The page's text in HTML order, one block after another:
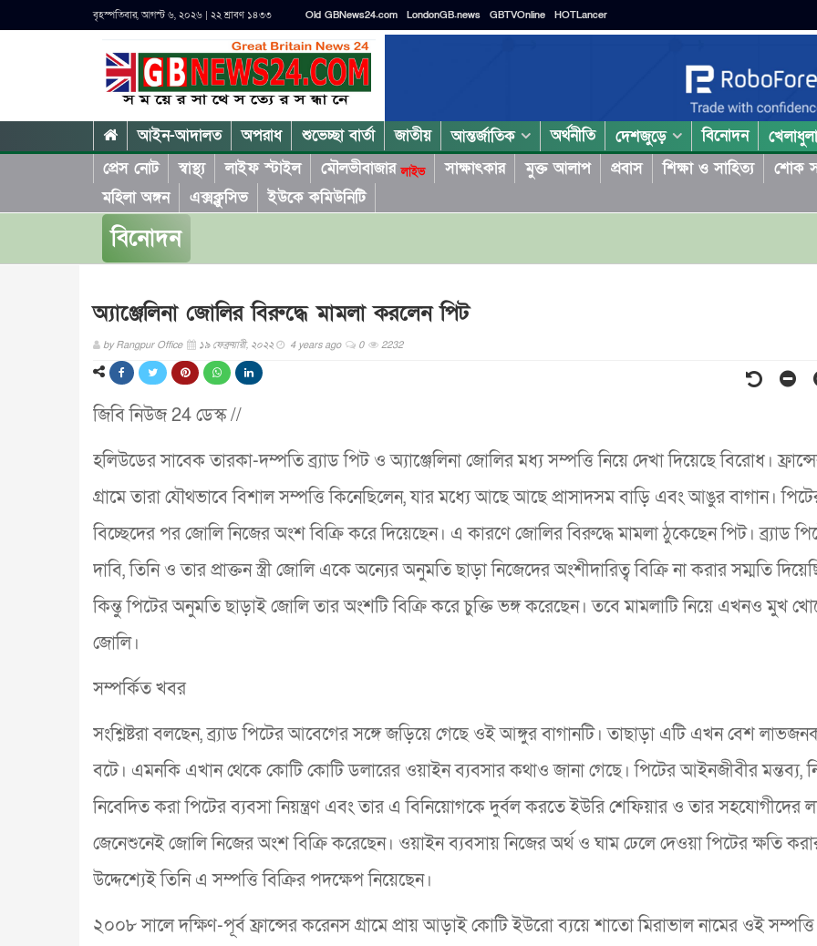
বৃহস্পতিবার, আগস্ট ৬, ২০২৬ | ২২ শ্রাবণ ১৪৩৩ Old GBNews24.com LondonGB.news GBTVOnline HOTLancer
আইন-আদালত অপরাধ শুভেচ্ছা বার্তা জাতীয় আন্তর্জাতিক অর্থনীতি দেশজুড়ে বিনোদন
প্রেস নোট
স্বাস্থ্য লাইফ স্টাইল মৌলভীবাজারলাইভ সাক্ষাৎকার মুক্ত আলাপ প্রবাস শিক্ষা ও সাহিত্য শোক
মহিলা অঙ্গন
এক্সক্লুসিভ ইউকে কমিউনিটি
বিনোদন
অ্যাঞ্জেলিনা জোলির বিরুদ্ধে মামলা করলেন পিট
byRangpur Office ১৯ ফেব্রুয়ারী, ২০২২ 4 years ago 0 2232
জিবি নিউজ 24 ডেস্ক //
হলিউডের সাবেক তারকা-দম্পতি ব্র্যাড পিট ও অ্যাঞ্জেলিনা জোলির মধ্য সম্পত্তি নিয়ে দেখা দিয়েছে বিরোধ।
গ্রামে তারা যৌথভাবে বিশাল সম্পত্তি কিনেছিলেন, যার মধে্য আছে আছে প্রাসাদসম বাড়ি এবং আঙুর বাগান।
বিচ্ছেদের পর জোলি নিজের অংশ বিক্রি করে দিয়েছেন। এ কারণে জোলির বিরুদ্ধে মামলা ঠুকেছেন পিট। ব্র্যাড
দাবি, তিনি ও তার প্রাক্তন স্ত্রী জোলি একে অন্যের অনুমতি ছাড়া নিজেদের অংশীদারিত্ব বিক্রি না করার সম্মতি
কিন্তু পিটের অনুমতি ছাড়াই জোলি তার অংশটি বিক্রি করে চুক্তি ভঙ্গ করেছেন। তবে মামলাটি নিয়ে এখনও মুখ
জোলি।
সম্পর্কিত খবর
সংশ্লিষ্টরা বলছেন, ব্র্যাড পিটের আবেগের সঙ্গে জড়িয়ে গেছে ওই আঙ্গুর বাগানটি। তাছাড়া এটি এখন বেশ
বটে। এমনকি এখান থেকে কোটি কোটি ডলারের ওয়াইন ব্যবসার কথাও জানা গেছে। পিটের আইনজীবীর মন্তব্য,
নিবেদিত করা পিটের ব্যবসা নিয়ন্ত্রণ এবং তার এ বিনিয়োগকে দুর্বল করতে ইউরি শেফিয়ার ও তার সহযোগীদের
জেনেশুনেই জোলি নিজের অংশ বিক্রি করেছেন। ওয়াইন ব্যবসায় নিজের অর্থ ও ঘাম ঢেলে দেওয়া পিটের ক্ষতি
উদ্দেশ্যেই তিনি এ সম্পত্তি বিক্রির পদক্ষেপ নিয়েছেন।
২০০৮ সালে দক্ষিণ-পূর্ব ফ্রান্সের করেনস গ্রামে প্রায় আড়াই কোটি ইউরো ব্যয়ে শাতো মিরাভাল নামের ওই